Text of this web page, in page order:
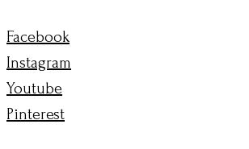
Facebook
Instagram
Youtube
Pinterest